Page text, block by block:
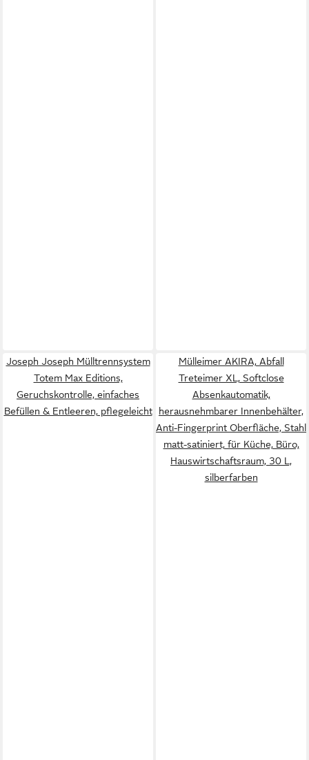
Joseph Joseph Mülltrennsystem
Totem Max Editions,
Geruchskontrolle, einfaches
Befüllen & Entleeren, pflegeleicht
Mülleimer AKIRA, Abfall
Treteimer XL, Softclose
Absenkautomatik,
herausnehmbarer Innenbehälter,
Anti-Fingerprint Oberfläche, Stahl
matt-satiniert, für Küche, Büro,
Hauswirtschaftsraum, 30 L,
silberfarben